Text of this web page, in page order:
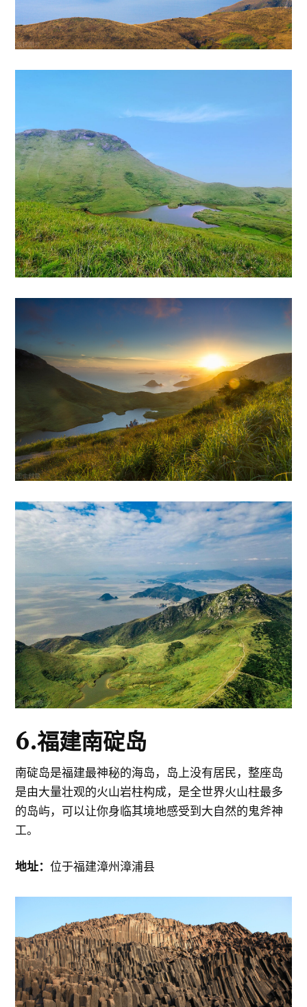
6.福建南碇岛
南碇岛是福建最神秘的海岛，岛上没有居民，整座岛
是由大量壮观的火山岩柱构成，是全世界火山柱最多
的岛屿，可以让你身临其境地感受到大自然的鬼斧神
工。
地址：位于福建漳州漳浦县